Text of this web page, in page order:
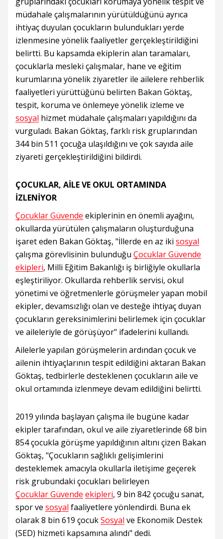
müdahale çalışmalarının yürütüldüğünü ayrıca
ihtiyaç duyulan çocukların bulundukları yerde
izlenmesine yönelik faaliyetler gerçekleştirildiğini
belirtti. Bu kapsamda ekiplerin alan taramaları,
çocuklarla mesleki çalışmalar, hane ve eğitim
kurumlarına yönelik ziyaretler ile ailelere rehberlik
faaliyetleri yürüttüğünü belirten Bakan Göktaş,
tespit, koruma ve önlemeye yönelik izleme ve
sosyal hizmet müdahale çalışmaları yapıldığını da
vurguladı. Bakan Göktaş, farklı risk gruplarından
344 bin 511 çocuğa ulaşıldığını ve çok sayıda aile
ziyareti gerçekleştirildiğini bildirdi.
ÇOCUKLAR, AİLE VE OKUL ORTAMINDA
İZLENİYOR
Çocuklar Güvende ekiplerinin en önemli ayağını,
okullarda yürütülen çalışmaların oluşturduğuna
işaret eden Bakan Göktaş, "İllerde en az iki sosyal
çalışma görevlisinin bulunduğu Çocuklar Güvende
ekipleri, Milli Eğitim Bakanlığı iş birliğiyle okullarla
eşleştiriliyor. Okullarda rehberlik servisi, okul
yönetimi ve öğretmenlerle görüşmeler yapan mobil
ekipler, devamsızlığı olan ve desteğe ihtiyaç duyan
çocukların gereksinimlerini belirlemek için çocuklar
ve aileleriyle de görüşüyor" ifadelerini kullandı.
Ailelerle yapılan görüşmelerin ardından çocuk ve
ailenin ihtiyaçlarının tespit edildiğini aktaran Bakan
Göktaş, tedbirlerle desteklenen çocukların aile ve
okul ortamında izlenmeye devam edildiğini belirtti.
2019 yılında başlayan çalışma ile bugüne kadar
ekipler tarafından, okul ve aile ziyaretlerinde 68 bin
854 çocukla görüşme yapıldığının altını çizen Bakan
Göktaş, "Çocukların sağlıklı gelişimlerini
desteklemek amacıyla okullarla iletişime geçerek
risk grubundaki çocukları belirleyen
Çocuklar Güvende ekipleri, 9 bin 842 çocuğu sanat,
spor ve sosyal faaliyetlere yönlendirdi. Buna ek
olarak 8 bin 619 çocukSosyal ve Ekonomik Destek
(SED) hizmeti kapsamına alındı" dedi.